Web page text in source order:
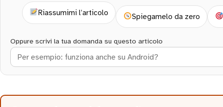
Riassumimi l’articolo Spiegamelo da zero
Oppure scrivi la tua domanda su questo articolo